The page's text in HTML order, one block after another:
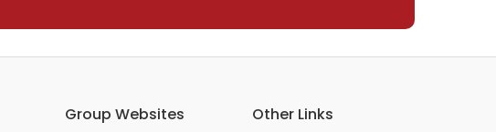
Group Websites
Other Links